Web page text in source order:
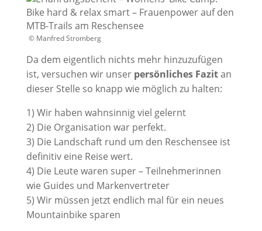
© Manfred Stromberg
Da dem eigentlich nichts mehr hinzuzufügen
ist, versuchen wir unserpersönliches Fazitan
dieser Stelle so knapp wie möglich zu halten:
1) Wir haben wahnsinnig viel gelernt
2) Die Organisation war perfekt.
3) Die Landschaft rund um den Reschensee ist
definitiv eine Reise wert.
4) Die Leute waren super – Teilnehmerinnen
wie Guides und Markenvertreter
5) Wir müssen jetzt endlich mal für ein neues
Mountainbike sparen